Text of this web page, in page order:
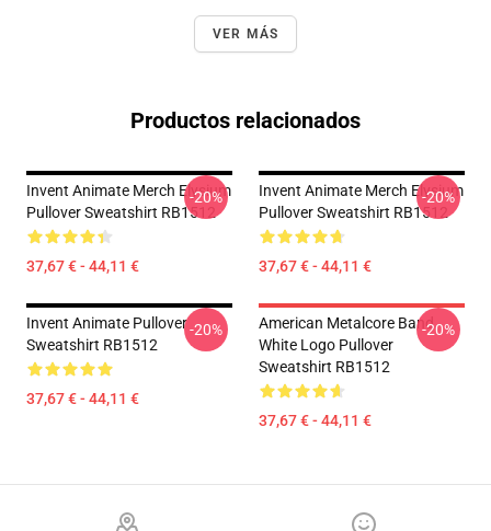
VER MÁS
Productos relacionados
Invent Animate Merch Elysium
Pullover Sweatshirt RB1512
37,67 € - 44,11 €
-20%
Invent Animate Merch Elysium
Pullover Sweatshirt RB1512
37,67 € - 44,11 €
-20%
Invent Animate Pullover
Sweatshirt RB1512
37,67 € - 44,11 €
-20%
American Metalcore Band
White Logo Pullover
Sweatshirt RB1512
37,67 € - 44,11 €
-20%